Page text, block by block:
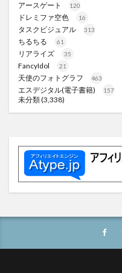
アースゲート 120
ドレミファ空色 16
タスクビジュアル 313
ちるちる 61
リアライズ 35
FancyIdol 21
天使のフォトグラフ 463
エスデジタル(電子書籍) 157
未分類(3,338)